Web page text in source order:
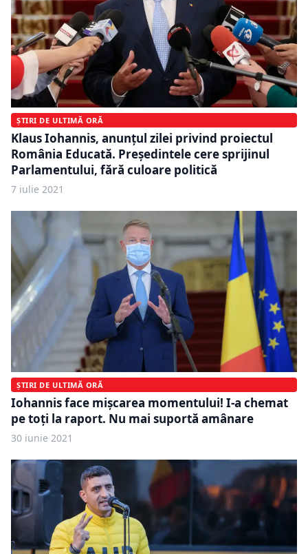
ȘTIRI DE ULTIMĂ ORĂ
Klaus Iohannis, anunțul zilei privind proiectul
România Educată. Președintele cere sprijinul
Parlamentului, fără culoare politică
7 iulie 2021
ȘTIRI DE ULTIMĂ ORĂ
Iohannis face mișcarea momentului! I-a chemat
pe toți la raport. Nu mai suportă amânare
30 iunie 2021